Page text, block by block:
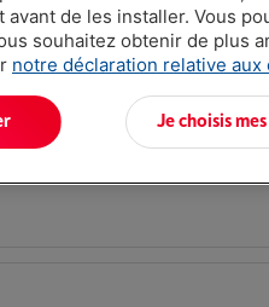
BHCB91622BXH
évacuation air: Évacuation
de les installer. Vous
souhaitez obtenir de plus
notre déclaration relative aux
Je choisis